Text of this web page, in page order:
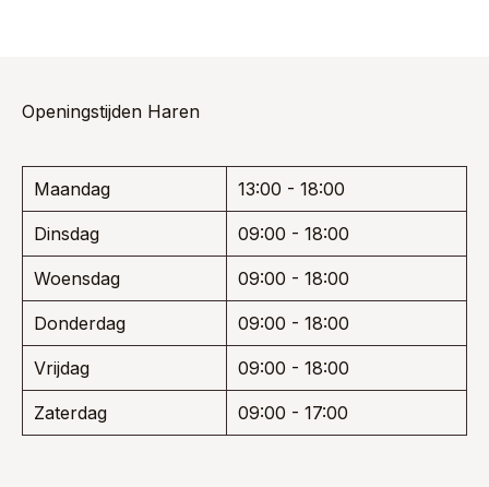
Openingstijden Haren
Maandag 13:00 - 18:00
Dinsdag 09:00 - 18:00
Woensdag 09:00 - 18:00
Donderdag 09:00 - 18:00
Vrijdag 09:00 - 18:00
Zaterdag 09:00 - 17:00